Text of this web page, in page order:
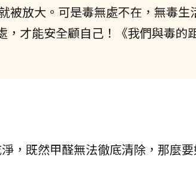
被放大。可是毒無處不在，無毒生
才能安全顧自己！《我們與毒的
，既然甲醛無法徹底清除，那麼